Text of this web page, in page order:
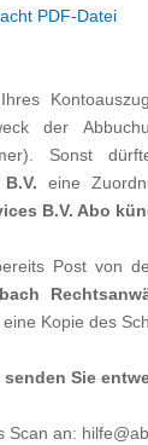
PDF-Datei
der
Sonst
eine
B.V. Abo
Post von
Kopie des
Sie
an: